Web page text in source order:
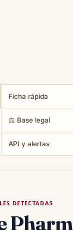
Ficha rápida
⚖️ Base legal
API y alertas
DETECTADAS